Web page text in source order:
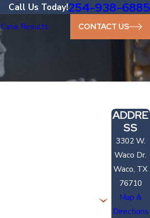
Call Us Today!254-938-6885
Case Results CONTACT US
ADDRE
SS
3302 W.
Waco Dr.
Waco, TX
76710
Map &
Directions